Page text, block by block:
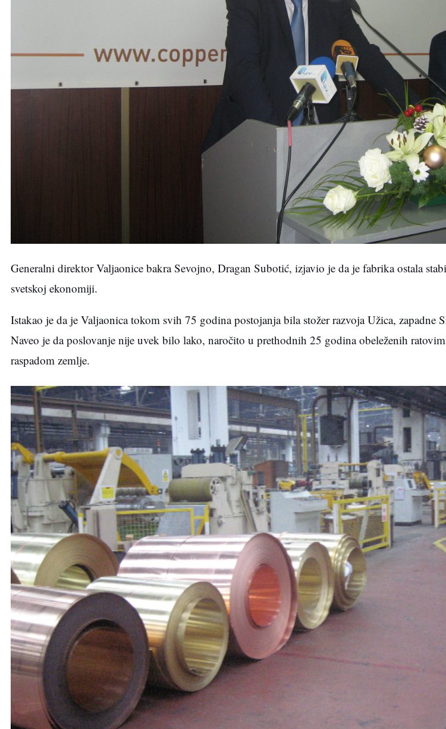
Generalni direktor Valjaonice bakra Sevojno, Dragan Subotić, izjavio je da je fabrika ostala
svetskoj ekonomiji.
Istakao je da je Valjaonica tokom svih 75 godina postojanja bila stožer razvoja Užica, zapadne
Naveo je da poslovanje nije uvek bilo lako, naročito u prethodnih 25 godina obeleženih
raspadom zemlje.